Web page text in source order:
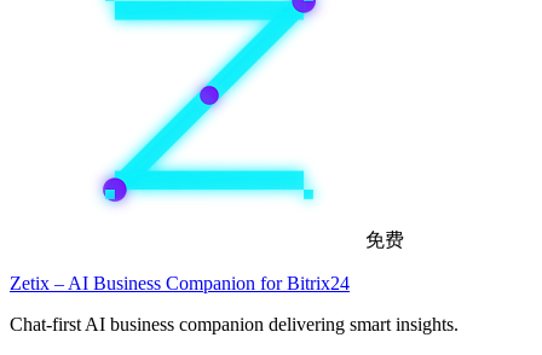
免费
Zetix – AI Business Companion for Bitrix24
Chat-first AI business companion delivering smart insights.